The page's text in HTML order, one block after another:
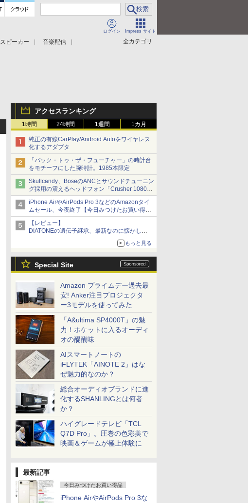
ログイン Impress サイト
全カテゴリ
スピーカー
音楽配信
アクセスランキング
1時間 24時間 1週間 1カ月
純正の有線CarPlay/Android Autoをワイヤレス
化するアダプタ
「バック・トゥ・ザ・フューチャー」の時計台
をモチーフにした腕時計。1985本限定
Skullcandy、BoseのANCとサウンドチューニン
グ採用の震えるヘッドフォン「Crusher 1080
ANC」
iPhone AirやAirPods Pro 3などのAmazonタイ
ムセール、今夜終了【今日みつけたお買い得
品】
【レビュー】
DIATONEの遺伝子継承、最新なのに懐かし
い“惚れる音”Tecnologia e Cuore「DS-TC52B」
もっと見る
Special Site
Amazon プライムデー過去最
安! Anker注目プロジェクタ
ー3モデルを使ってみた
「A&ultima SP4000T」の魅
力！ポケットに入るオーディ
オの醍醐味
AIスマートノートの
iFLYTEK「AINOTE 2」はな
ぜ魅力的なのか？
総合オーディオブランドに進
化するSHANLINGとは何者
か？
ハイグレードテレビ「TCL
Q7D Pro」。圧巻の色彩美で
映画＆ゲームが極上体験に
最新記事
今日みつけたお買い得品
iPhone AirやAirPods Pro 3な